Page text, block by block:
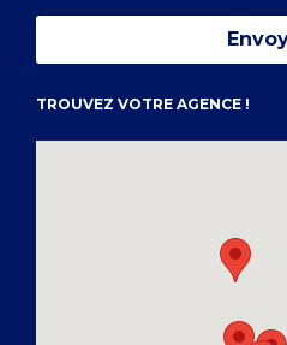
TROUVEZ VOTRE AGENCE !